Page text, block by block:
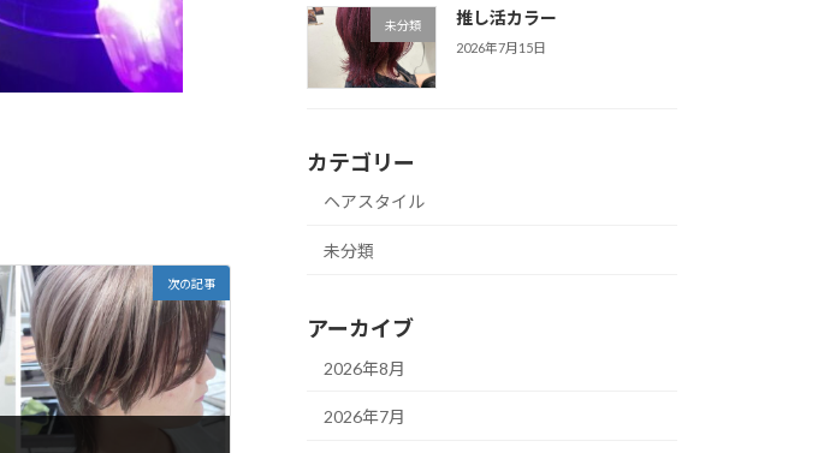
次の記事
未分類 推し活カラー
2026年7月15日
カテゴリー
ヘアスタイル
未分類
アーカイブ
2026年8月
2026年7月